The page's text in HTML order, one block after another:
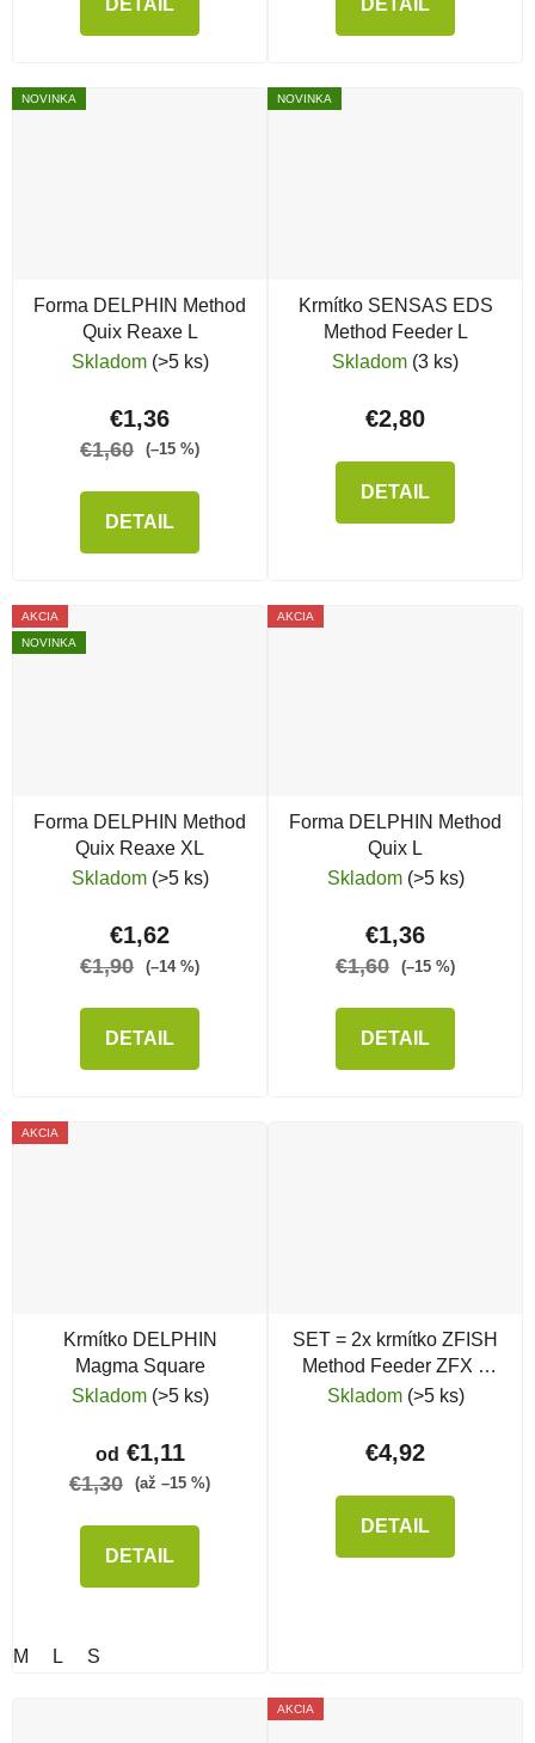
DETAIL DETAIL
NOVINKA
Forma DELPHIN Method
Quix Reaxe L
Skladom (>5 ks)
€1,36
€1,60 (–15 %)
DETAIL
NOVINKA
Krmítko SENSAS EDS
Method Feeder L
Skladom (3 ks)
€2,80
DETAIL
AKCIA
NOVINKA
Forma DELPHIN Method
Quix Reaxe XL
Skladom (>5 ks)
€1,62
€1,90 (–14 %)
DETAIL
AKCIA
Forma DELPHIN Method
Quix L
Skladom (>5 ks)
€1,36
€1,60 (–15 %)
DETAIL
AKCIA
Krmítko DELPHIN
Magma Square
Skladom (>5 ks)
od €1,11
€1,30 (až –15 %)
DETAIL
M L S
SET = 2x krmítko ZFISH
Method Feeder ZFX +
silikónová forma
Skladom (>5 ks)
€4,92
DETAIL
AKCIA